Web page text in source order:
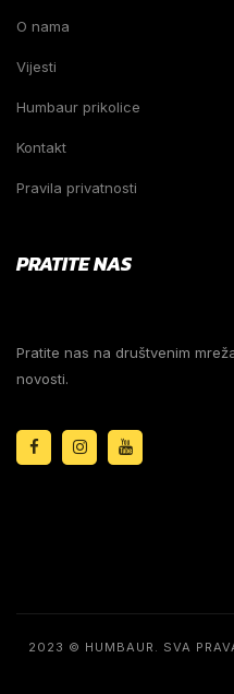
O nama
Vijesti
Humbaur prikolice
Kontakt
Pravila privatnosti
PRATITE NAS
Pratite nas na društvenim
novosti.
2023 © HUMBAUR. SVA